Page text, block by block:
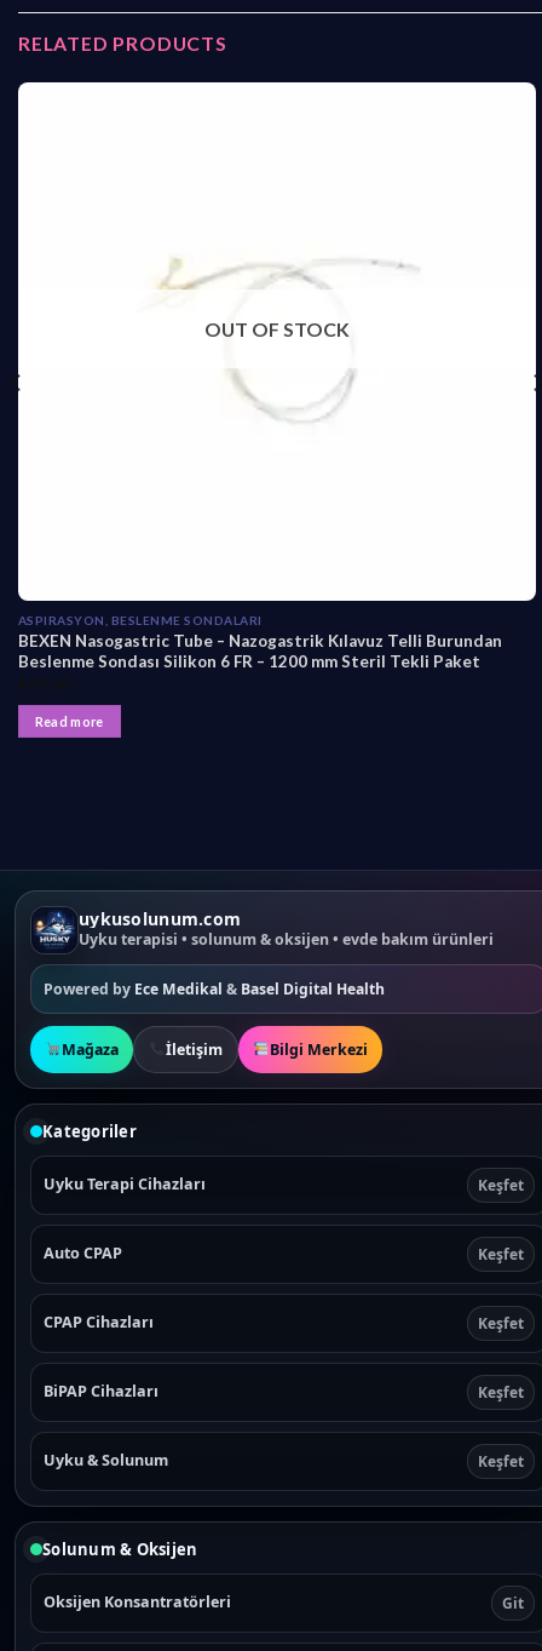
RELATED PRODUCTS
OUT OF STOCK
ASPIRASYON, BESLENME SONDALARI
BEXEN Nasogastric Tube – Nazogastrik Kılavuz Telli Burundan
Beslenme Sondası Silikon 6 FR – 1200 mm Steril Tekli Paket
Read more
uykusolunum.com
Uyku terapisi • solunum & oksijen • evde bakım ürünleri
Powered by Ece Medikal & Basel Digital Health
Mağaza İletişim Bilgi Merkezi
Kategoriler
Uyku Terapi Cihazları Keşfet
Auto CPAP Keşfet
CPAP Cihazları Keşfet
BiPAP Cihazları Keşfet
Uyku & Solunum Keşfet
Solunum & Oksijen
Oksijen Konsantratörleri Git